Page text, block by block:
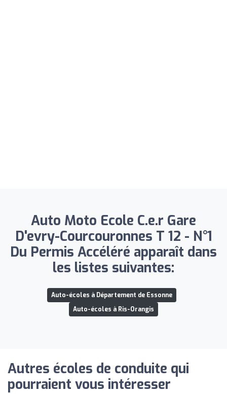
Auto Moto Ecole C.e.r Gare
D'evry-Courcouronnes T 12 - N°1
Du Permis Accéléré apparaît dans
les listes suivantes:
Auto-écoles à Département de Essonne
Auto-écoles à Ris-Orangis
Autres écoles de conduite qui
pourraient vous intéresser